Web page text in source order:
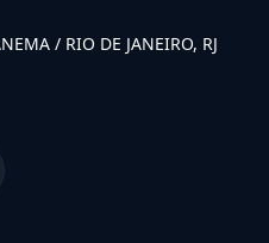
/ RIO DE JANEIRO, RJ